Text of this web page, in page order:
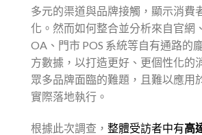
多元的渠道與品牌接觸，顯示消費
化。然而如何整合並分析來自官網
OA、門市 POS 系統等自有通路的
方數據，以打造更好、更個性化的
眾多品牌面臨的難題，且難以應用
實際落地執行。
根據此次調查， 整體受訪者中有高